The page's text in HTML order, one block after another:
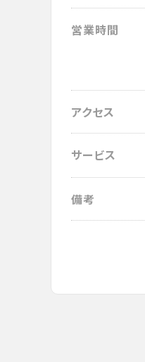
営業時間
アクセス
サービス
備考